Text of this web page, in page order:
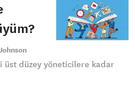
üst düzey yöneticilere kadar